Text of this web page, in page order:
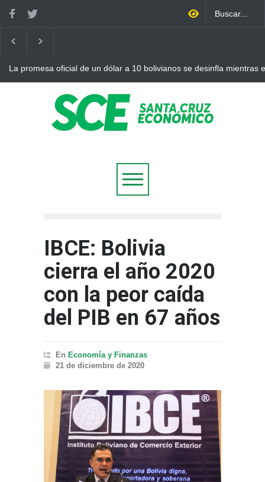
La promesa oficial de un dólar a 10 bolivianos se desinfla mientras
IBCE: Bolivia
cierra el año 2020
con la peor caída
del PIB en 67 años
En Economía y Finanzas
21 de diciembre de 2020